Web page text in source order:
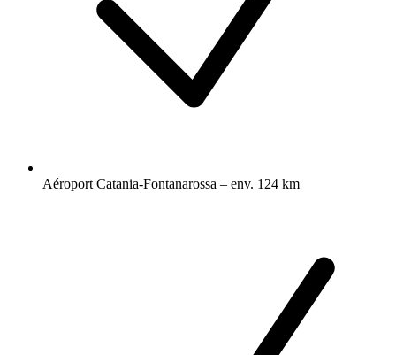
Aéroport Catania-Fontanarossa – env. 124 km